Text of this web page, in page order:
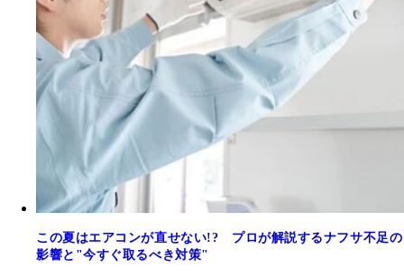
この夏はエアコンが直せない!? プロが解説するナフサ不足の
影響と"今すぐ取るべき対策"